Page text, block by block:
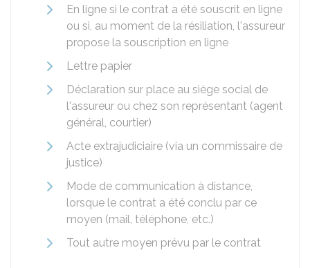
En ligne si le contrat a été souscrit en ligne
ou si, au moment de la résiliation, l'assureur
propose la souscription en ligne
Lettre papier
Déclaration sur place au siège social de
l'assureur ou chez son représentant (agent
général, courtier)
Acte extrajudiciaire (via un commissaire de
justice)
Mode de communication à distance,
lorsque le contrat a été conclu par ce
moyen (mail, téléphone, etc.)
Tout autre moyen prévu par le contrat